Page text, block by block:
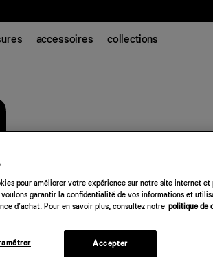
accessoires collections
pour améliorer votre expérience sur notre site internet et
garantir la confidentialité de vos informations et
d'achat. Pour en savoir plus, consultez notre politique de
Accepter